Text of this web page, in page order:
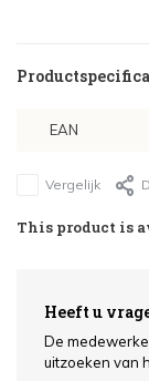
EAN
Vergelijk
This product is
Heeft u
De
uitzoeken van